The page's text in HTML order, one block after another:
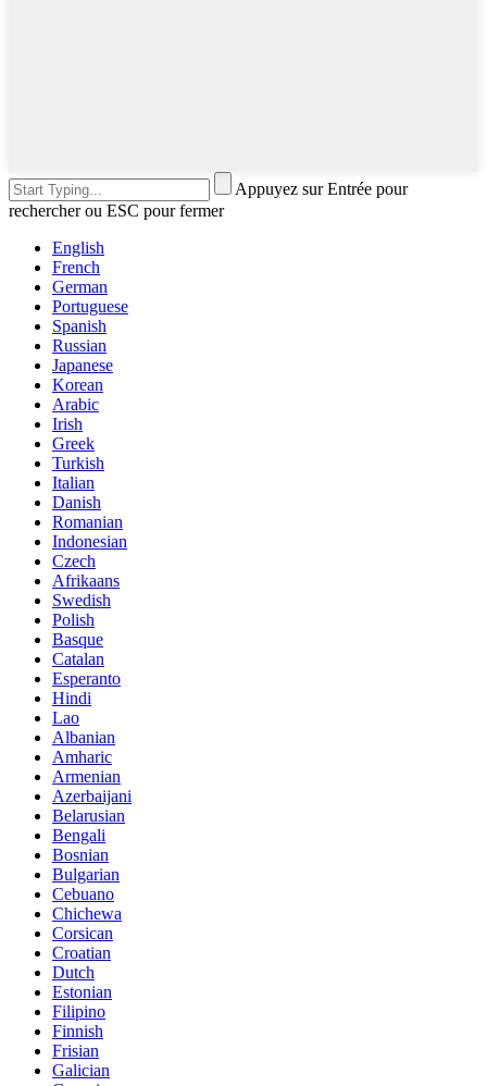
Appuyez sur Entrée pour
rechercher ou ESC pour fermer
English
French
German
Portuguese
Spanish
Russian
Japanese
Korean
Arabic
Irish
Greek
Turkish
Italian
Danish
Romanian
Indonesian
Czech
Afrikaans
Swedish
Polish
Basque
Catalan
Esperanto
Hindi
Lao
Albanian
Amharic
Armenian
Azerbaijani
Belarusian
Bengali
Bosnian
Bulgarian
Cebuano
Chichewa
Corsican
Croatian
Dutch
Estonian
Filipino
Finnish
Frisian
Galician